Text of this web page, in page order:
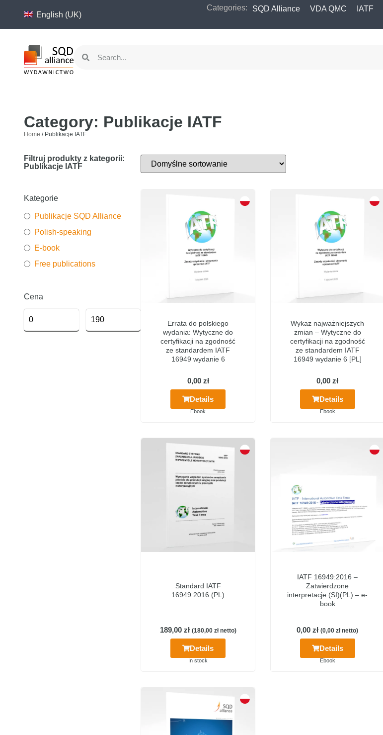
English (UK)
Categories: SQD Alliance VDA QMC IATF
Category: Publikacje IATF
Home / Publikacje IATF
Filtruj produkty z kategorii:
Publikacje IATF
Kategorie
Publikacje SQD Alliance
Polish-speaking
E-book
Free publications
Cena
Errata do polskiego
wydania: Wytyczne do
certyfikacji na zgodność
ze standardem IATF
16949 wydanie 6
0,00 zł
Details
Ebook
Wykaz najważniejszych
zmian – Wytyczne do
certyfikacji na zgodność
ze standardem IATF
16949 wydanie 6 [PL]
0,00zł
Details
Ebook
Standard IATF
16949:2016 (PL)
189,00 zł (180,00 złnetto)
Details
In stock
IATF 16949:2016 –
Zatwierdzone
interpretacje (SI)(PL) – e-
book
0,00zł (0,00złnetto)
Details
Ebook